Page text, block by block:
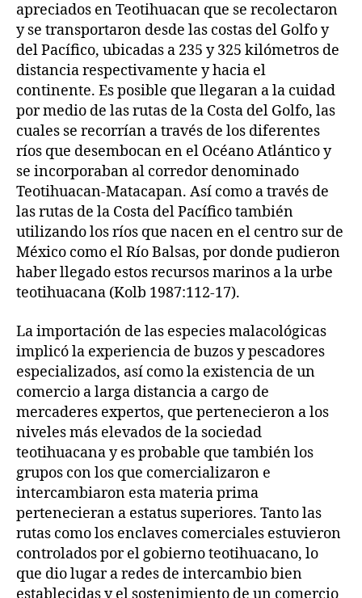
apreciados en Teotihuacan que se recolectaron
y se transportaron desde las costas del Golfo y
del Pacífico, ubicadas a 235 y 325 kilómetros de
distancia respectivamente y hacia el
continente. Es posible que llegaran a la cuidad
por medio de las rutas de la Costa del Golfo, las
cuales se recorrían a través de los diferentes
ríos que desembocan en el Océano Atlántico y
se incorporaban al corredor denominado
Teotihuacan-Matacapan. Así como a través de
las rutas de la Costa del Pacífico también
utilizando los ríos que nacen en el centro sur de
México como el Río Balsas, por donde pudieron
haber llegado estos recursos marinos a la urbe
teotihuacana (Kolb 1987:112-17).
La importación de las especies malacológicas
implicó la experiencia de buzos y pescadores
especializados, así como la existencia de un
comercio a larga distancia a cargo de
mercaderes expertos, que pertenecieron a los
niveles más elevados de la sociedad
teotihuacana y es probable que también los
grupos con los que comercializaron e
intercambiaron esta materia prima
pertenecieran a estatus superiores. Tanto las
rutas como los enclaves comerciales estuvieron
controlados por el gobierno teotihuacano, lo
que dio lugar a redes de intercambio bien
establecidas y el sostenimiento de un comercio